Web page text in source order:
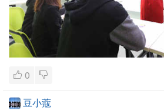
0
豆小蔻